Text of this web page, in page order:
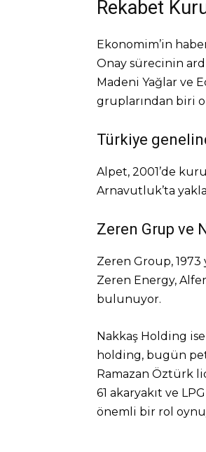
Rekabet
Ekonomim’in
Onay sürecinin
Madeni Yağlar ve
gruplarından biri
Türkiye
Alpet, 2001’de
Arnavutluk’ta
Zeren Grup ve
Zeren Group,
Zeren Energy,
bulunuyor.
Nakkaş Holding
holding, bugün
Ramazan Öztürk
61 akaryakıt ve
önemli bir rol